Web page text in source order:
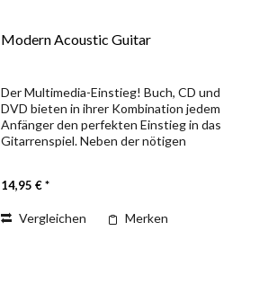
Modern Acoustic Guitar
Der Multimedia-Einstieg! Buch, CD und
DVD bieten in ihrer Kombination jedem
Anfänger den perfekten Einstieg in das
Gitarrenspiel. Neben der nötigen
allem die...
14,95 € *
Vergleichen Merken